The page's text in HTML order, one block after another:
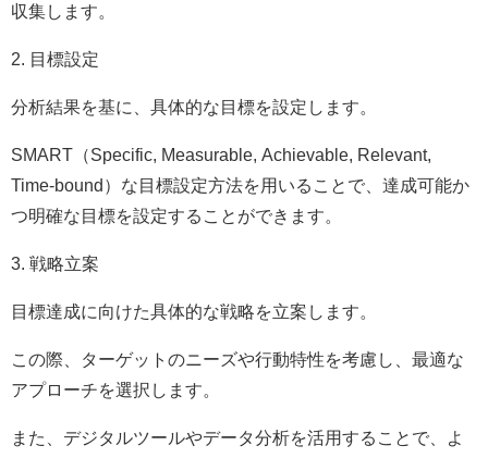
収集します。
2. 目標設定
分析結果を基に、具体的な目標を設定します。
SMART（Specific, Measurable, Achievable, Relevant,
Time-bound）な目標設定方法を用いることで、達成可能か
つ明確な目標を設定することができます。
3. 戦略立案
目標達成に向けた具体的な戦略を立案します。
この際、ターゲットのニーズや行動特性を考慮し、最適な
アプローチを選択します。
また、デジタルツールやデータ分析を活用することで、よ